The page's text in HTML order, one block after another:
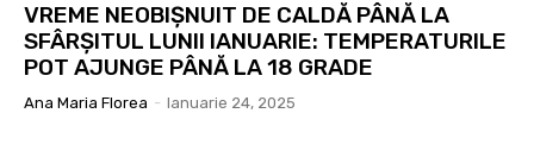
VREME NEOBIȘNUIT DE CALDĂ PÂNĂ LA
SFÂRȘITUL LUNII IANUARIE: TEMPERATURILE
POT AJUNGE PÂNĂ LA 18 GRADE
Ana Maria Florea - Ianuarie 24, 2025